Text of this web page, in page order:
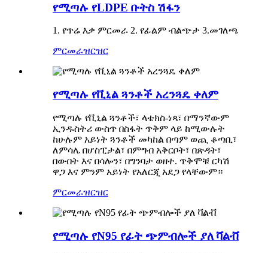
የሚጣሉ የLDPE ቡትስ ሽፋን
1. የጥሬ እቃ ምርመራ 2. የፊልም ብልጭታ 3.መገለጫ
ምርመራዝርዝር
የሚጣሉ የቪኒል ጓንቶች አረንጓዴ ቀለም
የሚጣሉ የቪኒል ጓንቶች፣ ላቴክስ-ነጻ፣ በማንኛውም
ኢንዱስትሪ ውስጥ በስፋት ጥቅም ላይ ከሚውሉት
ከሁሉም አይነት ጓንቶች መካከል በጣም ወጪ ቆጣቢ፣
ለምሳሌ በሆስፒታል፣ በምግብ አቅርቦት፣ በጽዳት፣
በውበት እና በሳሎን፣ በግንባታ ወዘተ. ጥቅሞቹ ርካሽ
ዋጋ እና ምንም አይነት የአለርጂ አደጋ የላቸውም።
ምርመራዝርዝር
የሚጣሉ የN95 የፊት ጭምብሎች ያለ ቫልቭ